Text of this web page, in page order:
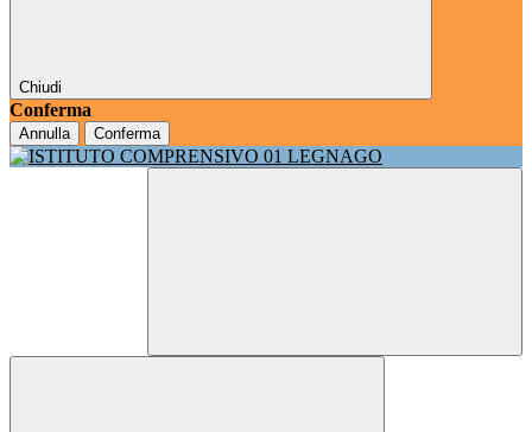
Chiudi
Conferma
Annulla Conferma